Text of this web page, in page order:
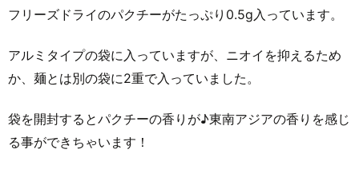
フリーズドライのパクチーがたっぷり0.5g入っています。
アルミタイプの袋に入っていますが、ニオイを抑えるため
か、麺とは別の袋に2重で入っていました。
袋を開封するとパクチーの香りが♪東南アジアの香りを感じ
る事ができちゃいます！